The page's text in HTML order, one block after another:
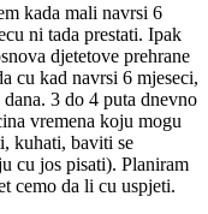
kada mali navrsi 6
ni tada prestati. Ipak
djetetove prehrane
cu kad navrsi 6 mjeseci,
3 do 4 puta dnevno
vremena koju mogu
kuhati, baviti se
cu jos pisati). Planiram
cemo da li cu uspjeti.